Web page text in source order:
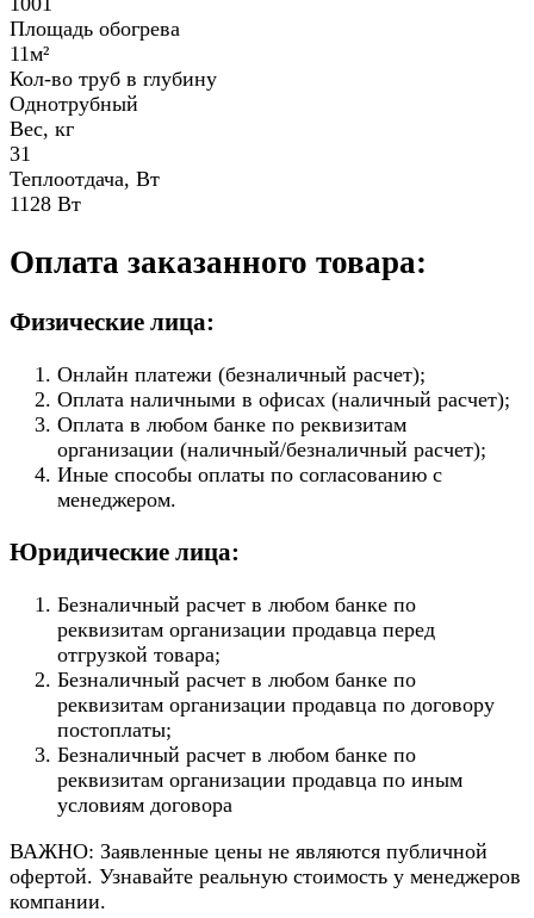
Площадь обогрева
11м²
Кол-во труб в глубину
Однотрубный
Вес, кг
31
Теплоотдача, Вт
1128 Вт
Оплата заказанного товара:
Физические лица:
Онлайн платежи (безналичный расчет);
Оплата наличными в офисах (наличный расчет);
Оплата в любом банке по реквизитам
организации (наличный/безналичный расчет);
Иные способы оплаты по согласованию с
менеджером.
Юридические лица:
Безналичный расчет в любом банке по
реквизитам организации продавца перед
отгрузкой товара;
Безналичный расчет в любом банке по
реквизитам организации продавца по договору
постоплаты;
Безналичный расчет в любом банке по
реквизитам организации продавца по иным
условиям договора
ВАЖНО: Заявленные цены не являются публичной
офертой. Узнавайте реальную стоимость у менеджеров
компании.